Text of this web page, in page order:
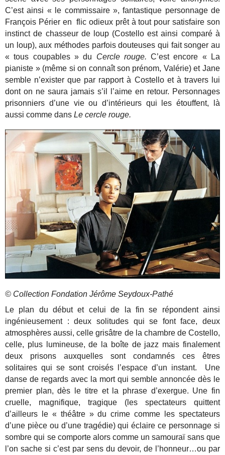
C’est ainsi « le commissaire », fantastique personnage de
François Périer en flic odieux prêt à tout pour satisfaire son
instinct de chasseur de loup (Costello est ainsi comparé à
un loup), aux méthodes parfois douteuses qui fait songer au
« tous coupables » du Cercle rouge. C’est encore « La
pianiste » (même si on connaît son prénom, Valérie) et Jane
semble n’exister que par rapport à Costello et à travers lui
dont on ne saura jamais s’il l’aime en retour. Personnages
prisonniers d’une vie ou d’intérieurs qui les étouffent, là
aussi comme dansLe cercle rouge.
© Collection Fondation Jérôme Seydoux-Pathé
Le plan du début et celui de la fin se répondent ainsi
ingénieusement : deux solitudes qui se font face, deux
atmosphères aussi, celle grisâtre de la chambre de Costello,
celle, plus lumineuse, de la boîte de jazz mais finalement
deux prisons auxquelles sont condamnés ces êtres
solitaires qui se sont croisés l’espace d’un instant. Une
danse de regards avec la mort qui semble annoncée dès le
premier plan, dès le titre et la phrase d’exergue. Une fin
cruelle, magnifique, tragique (les spectateurs quittent
d’ailleurs le « théâtre » du crime comme les spectateurs
d’une pièce ou d’une tragédie) qui éclaire ce personnage si
sombre qui se comporte alors comme un samouraï sans que
l’on sache si c’est par sens du devoir, de l’honneur…ou par